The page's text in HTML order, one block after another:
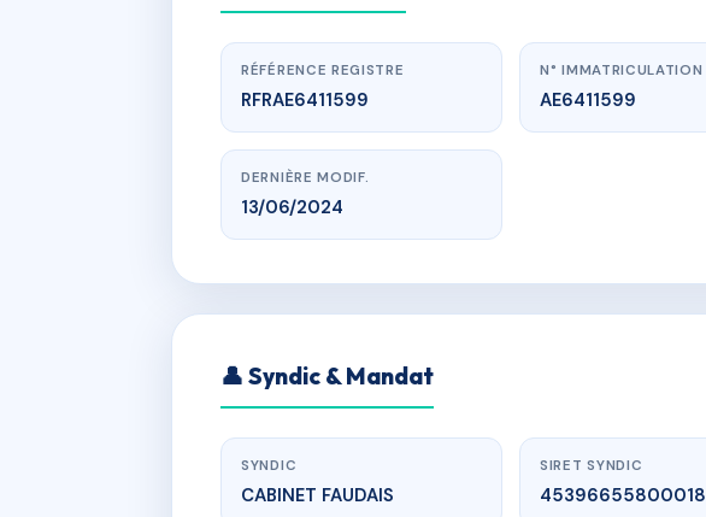
RÉFÉRENCE REGISTRE
RFRAE6411599
N° IMMATRICULATION
AE6411599
DERNIÈRE MODIF.
13/06/2024
👤 Syndic & Mandat
SYNDIC
CABINET FAUDAIS
SIRET SYNDIC
45396655800018